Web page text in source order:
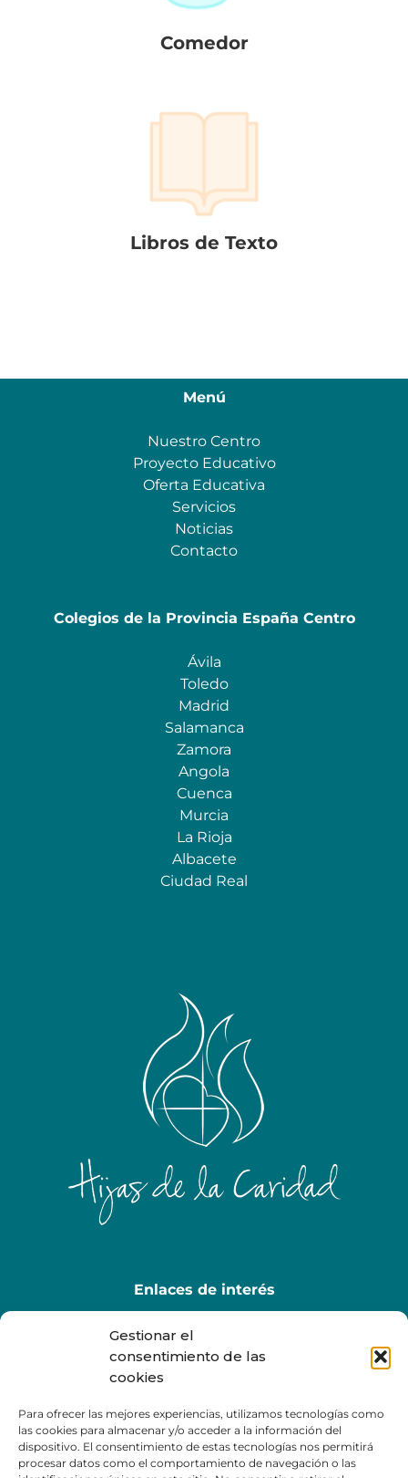
Gestionar el
consentimiento de las
cookies
Para ofrecer las mejores experiencias, utilizamos tecnologías como
las cookies para almacenar y/o acceder a la información del
dispositivo. El consentimiento de estas tecnologías nos permitirá
procesar datos como el comportamiento de navegación o las
Comedor
Libros de Texto
Menú
Nuestro Centro
Proyecto Educativo
Oferta Educativa
Servicios
Noticias
Contacto
Colegios de la Provincia España Centro
Ávila
Toledo
Madrid
Salamanca
Zamora
Angola
Cuenca
Murcia
La Rioja
Albacete
Ciudad Real
Enlaces de interés
EducaMadrid
MI Radio
Tienda Online
Datos de Contacto